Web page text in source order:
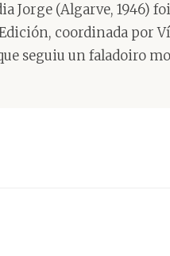
Jorge (Algarve, 1946)
coordinada por
seguiu un faladoiro